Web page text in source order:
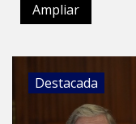
Ampliar
Destacada